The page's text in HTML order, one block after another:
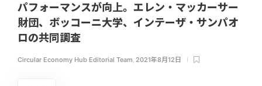
パフォーマンスが向上。エレン・マッカーサー
財団、ボッコーニ大学、インテーザ・サンパオ
ロの共同調査
Circular Economy Hub Editorial Team 2021年8月12日